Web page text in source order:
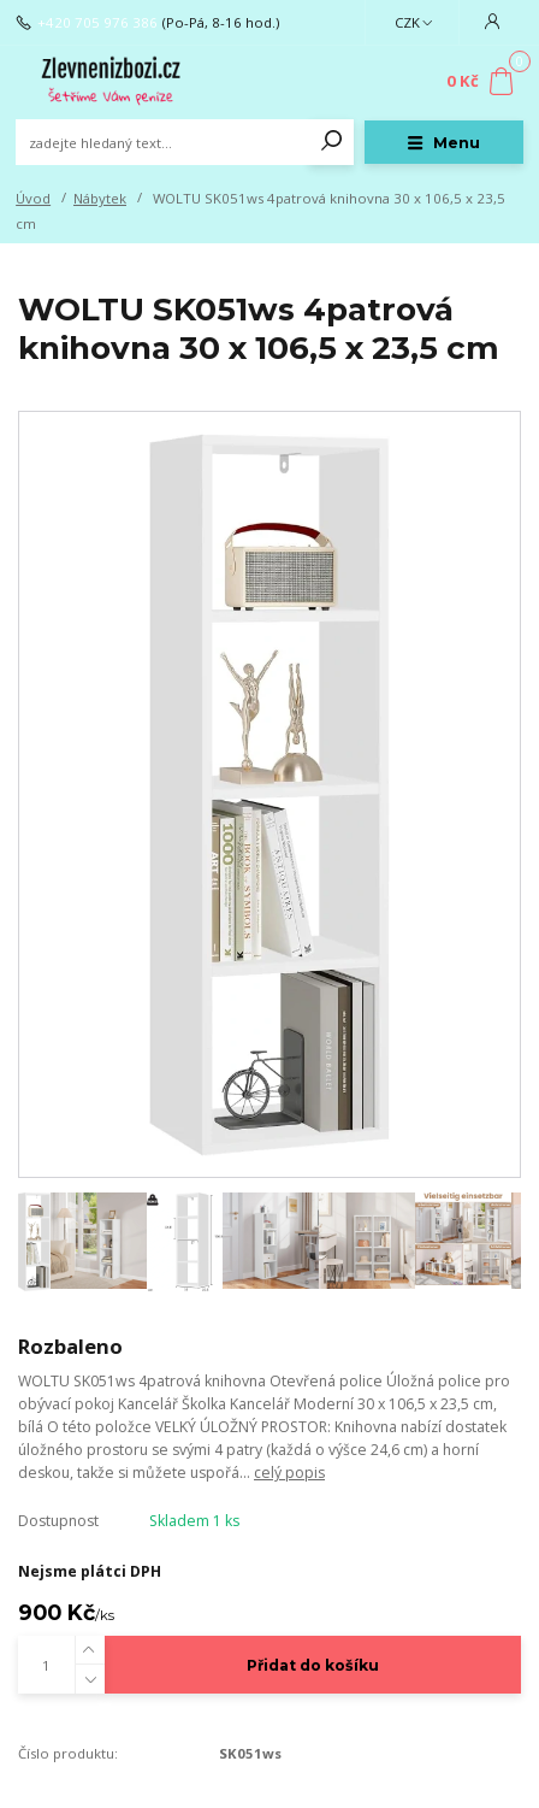
Menu
CZK
+420 705 976 386 (Po-Pá, 8-16 hod.)
0
0 Kč
Úvod Nábytek
WOLTU SK051ws 4patrová knihovna 30 x 106,5 x 23,5
cm
WOLTU SK051ws 4patrová
knihovna 30 x 106,5 x 23,5 cm
Rozbaleno
WOLTU SK051ws 4patrová knihovna Otevřená police Úložná police pro
obývací pokoj Kancelář Školka Kancelář Moderní 30 x 106,5 x 23,5 cm,
bílá O této položce VELKÝ ÚLOŽNÝ PROSTOR: Knihovna nabízí dostatek
úložného prostoru se svými 4 patry (každá o výšce 24,6 cm) a horní
deskou, takže si můžete uspořá... celý popis
Dostupnost Skladem 1 ks
Nejsme plátci DPH
900 Kč/ks
Přidat do košíku
Číslo produktu: SK051ws